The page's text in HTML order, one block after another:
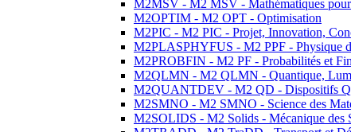
M2MSV - M2 MSV - Mathématiques
M2OPTIM - M2 OPT - Optimisation
M2PIC - M2 PIC - Projet, Innovation,
M2PLASPHYFUS - M2 PPF - Physique
M2PROBFIN - M2 PF - Probabilités et
M2QLMN - M2 QLMN - Quantique,
M2QUANTDEV - M2 QD - Dispositifs
M2SMNO - M2 SMNO - Science des
M2SOLIDS - M2 Solids - Mécanique des